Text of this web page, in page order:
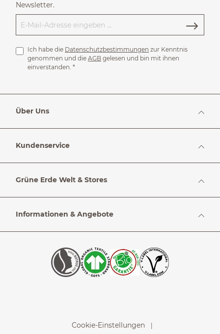
Newsletter.
Ich habe die Datenschutzbestimmungen zur Kenntnis
genommen und die AGB gelesen und bin mit ihnen
einverstanden. *
Über Uns
Kundenservice
Grüne Erde Welt & Stores
Informationen & Angebote
Cookie-Einstellungen